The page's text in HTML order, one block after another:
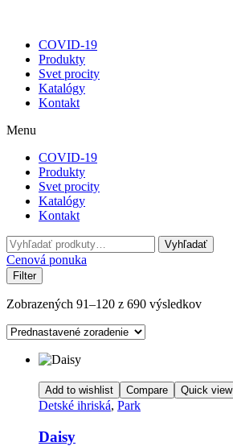
COVID-19
Produkty
Svet procity
Katalógy
Kontakt
Menu
COVID-19
Produkty
Svet procity
Katalógy
Kontakt
Hľadať:
Vyhľadať
Cenová ponuka
Filter
Zobrazených 91–120 z 690 výsledkov
Add to wishlist Compare Quick view
Detské ihriská, Park
Daisy